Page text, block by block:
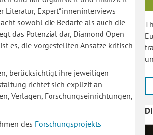
Literatur, Expert*inneninterviews
sowohl die Bedarfe als auch die
das Potenzial dar, Diamond Open
es, die vorgestellten Ansätze kritisch
berücksichtigt ihre jeweiligen
richtet sich explizit an
Verlagen, Forschungseinrichtungen,
des Forschungsprojekts